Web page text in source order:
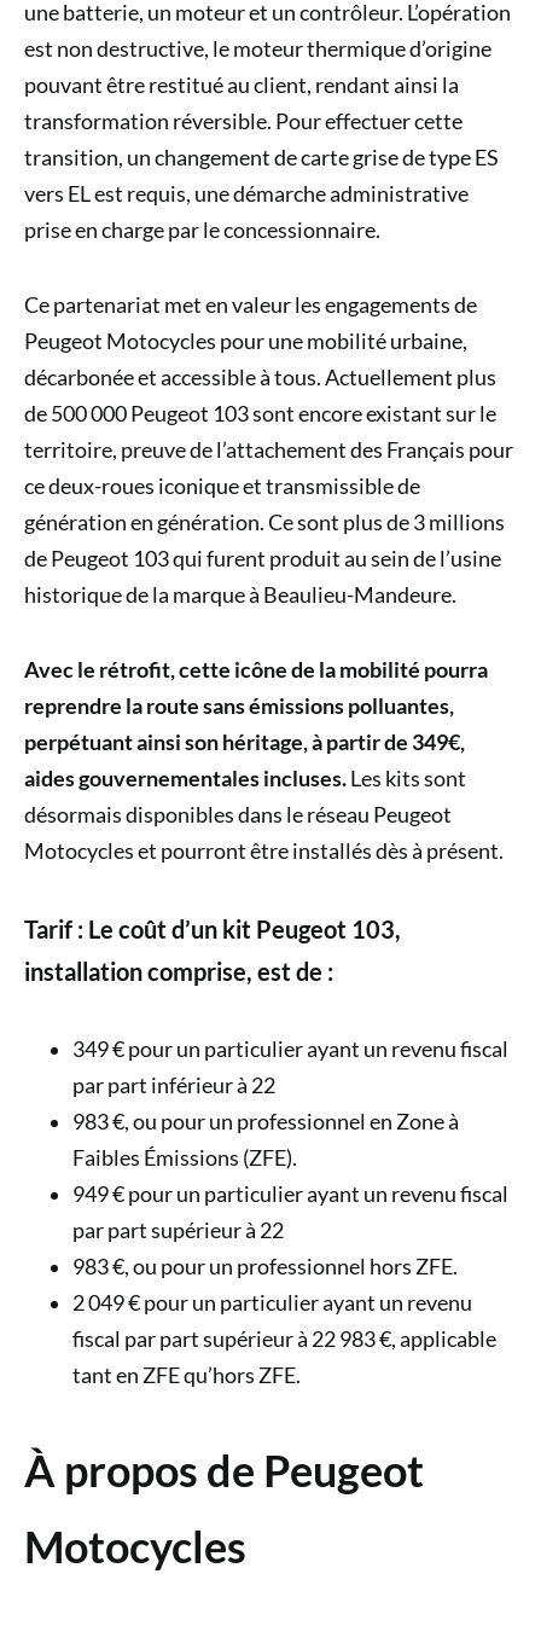
une batterie, un moteur et un contrôleur. L’opération
est non destructive, le moteur thermique d’origine
pouvant être restitué au client, rendant ainsi la
transformation réversible. Pour effectuer cette
transition, un changement de carte grise de type ES
vers EL est requis, une démarche administrative
prise en charge par le concessionnaire.
Ce partenariat met en valeur les engagements de
Peugeot Motocycles pour une mobilité urbaine,
décarbonée et accessible à tous. Actuellement plus
de 500 000 Peugeot 103 sont encore existant sur le
territoire, preuve de l’attachement des Français pour
ce deux-roues iconique et transmissible de
génération en génération. Ce sont plus de 3 millions
de Peugeot 103 qui furent produit au sein de l’usine
historique de la marque à Beaulieu-Mandeure.
Avec le rétrofit, cette icône de la mobilité pourra
reprendre la route sans émissions polluantes,
perpétuant ainsi son héritage, à partir de 349€,
aides gouvernementales incluses.Les kits sont
désormais disponibles dans le réseau Peugeot
Motocycles et pourront être installés dès à présent.
Tarif : Le coût d’un kit Peugeot 103,
installation comprise, est de :
349 € pour un particulier ayant un revenu fiscal
par part inférieur à 22
983 €, ou pour un professionnel en Zone à
Faibles Émissions (ZFE).
949 € pour un particulier ayant un revenu fiscal
par part supérieur à 22
983 €, ou pour un professionnel hors ZFE.
2 049 € pour un particulier ayant un revenu
fiscal par part supérieur à 22 983 €, applicable
tant en ZFE qu’hors ZFE.
À propos de Peugeot
Motocycles